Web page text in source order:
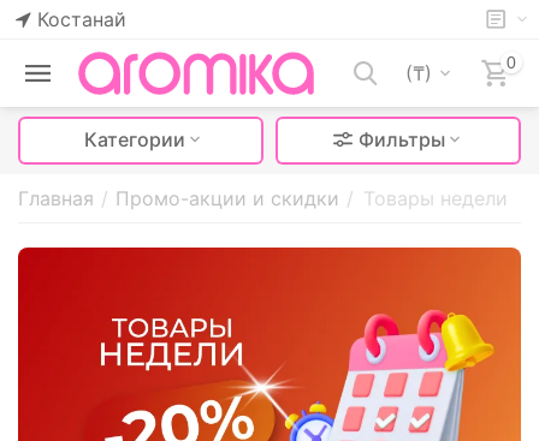
Костанай
(₸) 0
Категории Фильтры
Главная / Промо-акции и скидки / Товары недели